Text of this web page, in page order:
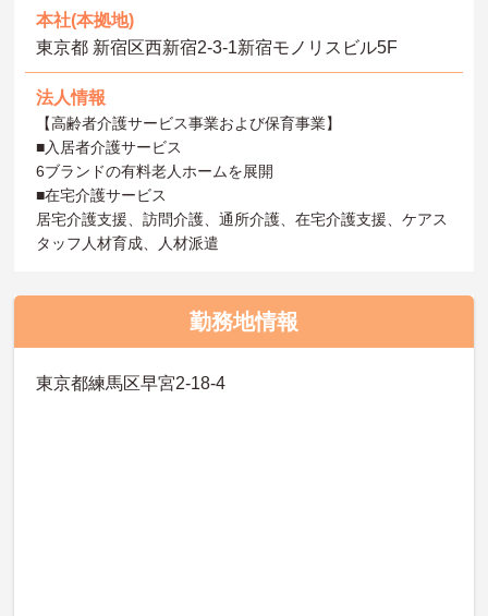
本社(本拠地)
東京都 新宿区西新宿2-3-1新宿モノリスビル5F
法人情報
【高齢者介護サービス事業および保育事業】
■入居者介護サービス
6ブランドの有料老人ホームを展開
■在宅介護サービス
居宅介護支援、訪問介護、通所介護、在宅介護支援、ケアス
タッフ人材育成、人材派遣
勤務地情報
東京都練馬区早宮2-18-4